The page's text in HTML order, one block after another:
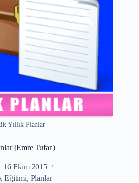
Yıllık Planlar
(Emre Tufan)
16 Ekim 2015
Eğitimi, Planlar